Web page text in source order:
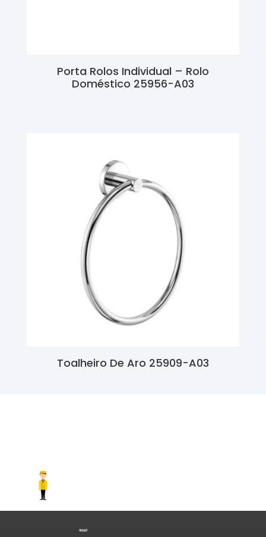
Porta Rolos Individual – Rolo
Doméstico 25956-A03
Toalheiro De Aro 25909-A03